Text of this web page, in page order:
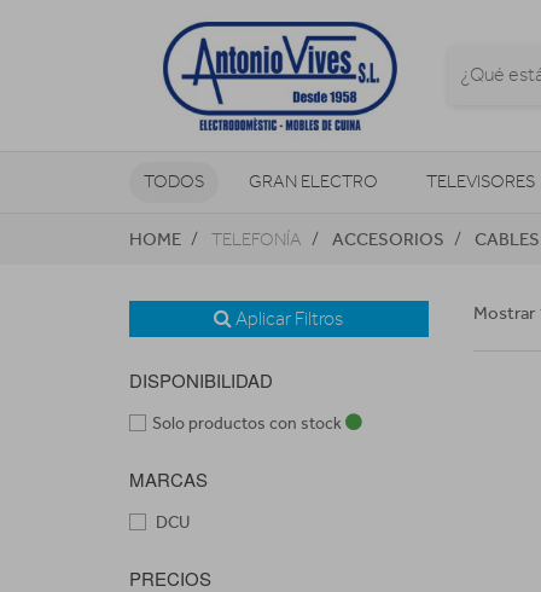
TODOS GRAN ELECTRO TELEVISORES
CLIMATIZACIÓN Y CALEFACCIÓN
HOME TELEFONÍA ACCESORIOS
Aplicar Filtros
DISPONIBILIDAD
Solo productos con stock
MARCAS
DCU
PRECIOS
Mostrar